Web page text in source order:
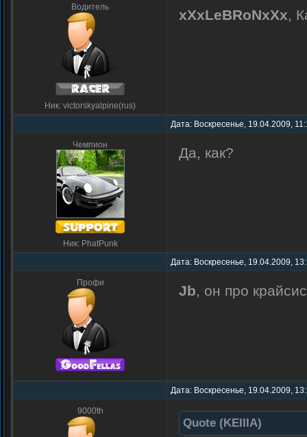
Водитель
Ник: victorskyalpine(rus)
xXxLeBRoNxXx,
Дата: Воскресенье, 19.04.2009,
Чемпион
Ник: PhatPunk
Да, как?
Дата: Воскресенье, 19.04.2009,
Профи Jb, он про
Дата: Воскресенье, 19.04.2009,
9000th
Quote (KEIIIA)